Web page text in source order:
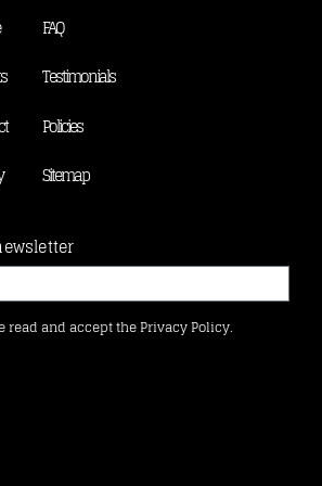
FAQ
Testimonials
Policies
Sitemap
read and accept the Privacy Policy.